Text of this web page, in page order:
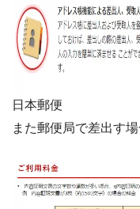
日本郵便
また郵便局で差出す